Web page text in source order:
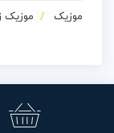
موزیک موزیک